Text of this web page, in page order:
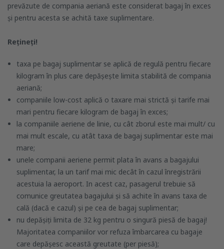
prevăzute de compania aeriană este considerat bagaj în exces
și pentru acesta se achită taxe suplimentare.
Rețineți!
taxa pe bagaj suplimentar se aplică de regulă pentru fiecare
kilogram în plus care depășește limita stabilită de compania
aeriană;
companiile low-cost aplică o taxare mai strictă și tarife mai
mari pentru fiecare kilogram de bagaj în exces;
la companiile aeriene de linie, cu cât zborul este mai mult/ cu
mai mult escale, cu atât taxa de bagaj suplimentar este mai
mare;
unele companii aeriene permit plata în avans a bagajului
suplimentar, la un tarif mai mic decât în cazul înregistrării
acestuia la aeroport. In acest caz, pasagerul trebuie să
comunice greutatea bagajului și să achite în avans taxa de
cală (dacă e cazul) și pe cea de bagaj suplimentar;
nu depășiți limita de 32 kg pentru o singură piesă de bagaj!
Majoritatea companiilor vor refuza îmbarcarea cu bagaje
care depășesc această greutate (per piesă);